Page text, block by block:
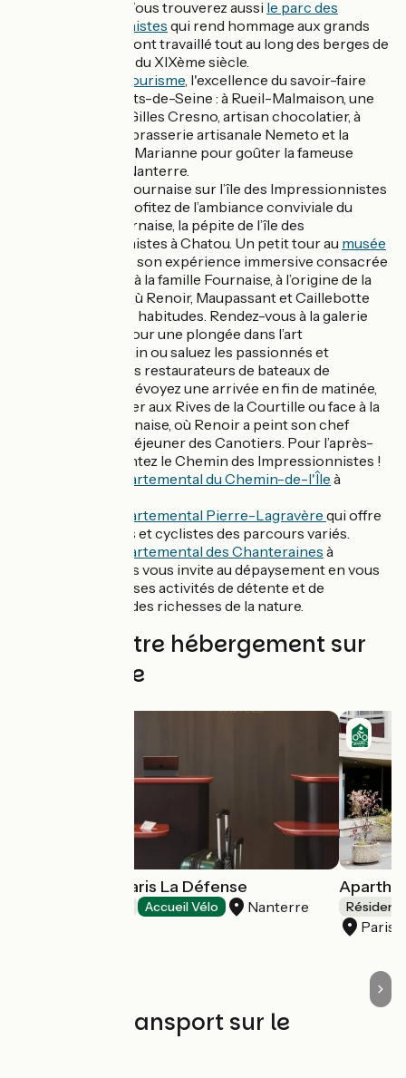
Joséphine. Vous trouverez aussi le parc des
impressionnistes qui rend hommage aux grands
peintres qui ont travaillé tout au long des berges de
Seine à la fin du XIXème siècle.
Artisan du Tourisme, l'excellence du savoir-faire
dans les Hauts-de-Seine : à Rueil-Malmaison, une
pause chez Gilles Cresno, artisan chocolatier, à
Nanterre, la brasserie artisanale Nemeto et la
boulangerie Marianne pour goûter la fameuse
brioche de Nanterre.
Le hameau Fournaise sur l’île des Impressionnistes
à Chatou : profitez de l’ambiance conviviale du
hameau Fournaise, la pépite de l’île des
Impressionnistes à Chatou. Un petit tour au musée
et son expérience immersive consacrée
à Renoir et… à la famille Fournaise, à l’origine de la
guinguette où Renoir, Maupassant et Caillebotte
avaient leurs habitudes. Rendez-vous à la galerie
Bessières, pour une plongée dans l’art
contemporain ou saluez les passionnés et
passionnants restaurateurs de bateaux de
Sequana… Prévoyez une arrivée en fin de matinée,
pour déjeuner aux Rives de la Courtille ou face à la
Maison Fournaise, où Renoir a peint son chef
d’œuvre le Déjeuner des Canotiers. Pour l’après-
midi, empruntez le Chemin des Impressionnistes !
Le Parc départemental du Chemin-de-l'Île à
Le Parc départemental Pierre-Lagravère qui offre
aux joggeurs et cyclistes des parcours variés.
Le Parc départemental des Chanteraines à
Gennevilliers vous invite au dépaysement en vous
offrant diverses activités de détente et de
découverte des richesses de la nature.
Trouvez votre hébergement sur
cette étape
OKKO Hotels Paris La Défense
Accueil Vélo Nanterre
Paris
Trains et transport sur le